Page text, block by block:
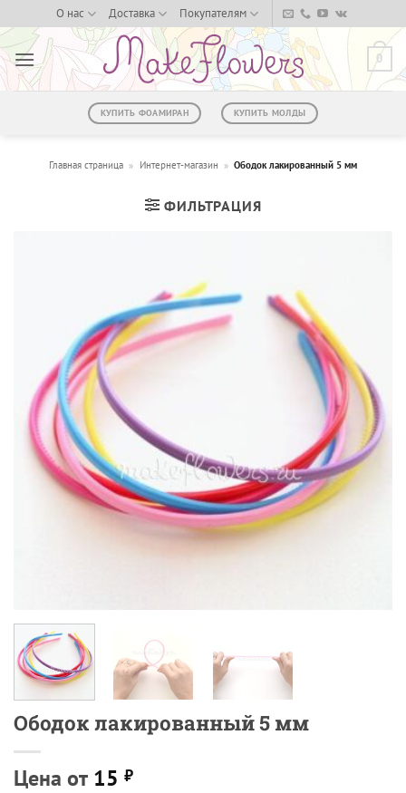
to
content
О нас Доставка Покупателям
0
КУПИТЬ ФОАМИРАН КУПИТЬ МОЛДЫ
Главная страница » Интернет-магазин » Ободок лакированный 5 мм
ФИЛЬТРАЦИЯ
Ободок лакированный 5 мм
Цена от 15 ₽